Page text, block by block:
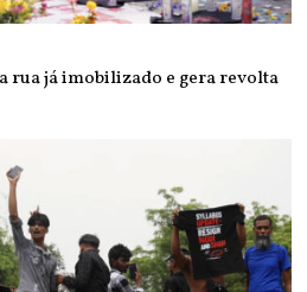
rua já imobilizado e gera revolta